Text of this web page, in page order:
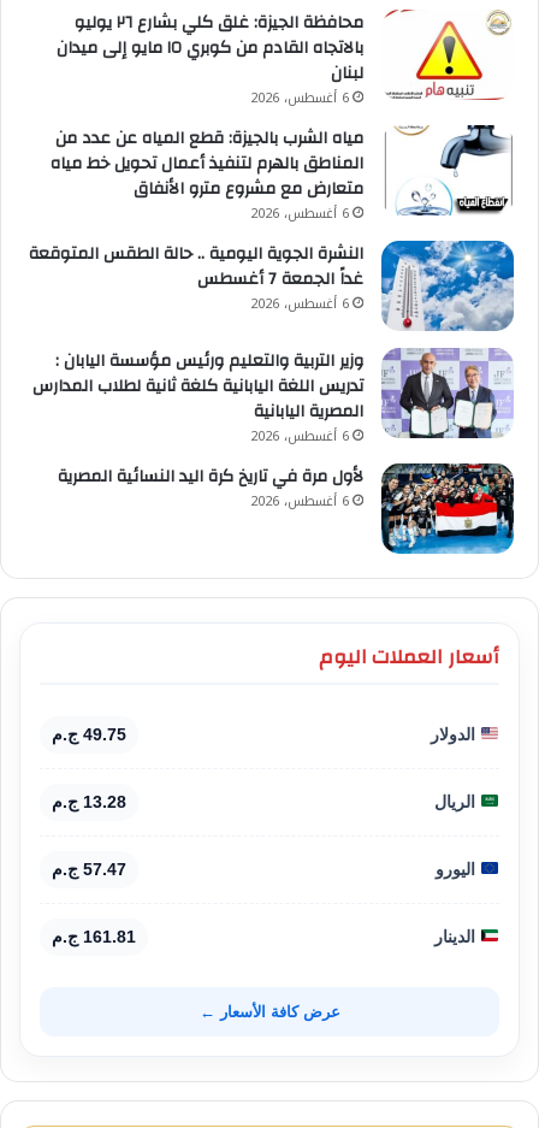
محافظة الجيزة: غلق كلي بشارع ٢٦ يوليو
بالاتجاه القادم من كوبري ١٥ مايو إلى ميدان
لبنان
6 أغسطس، 2026
مياه الشرب بالجيزة: قطع المياه عن عدد من
المناطق بالهرم لتنفيذ أعمال تحويل خط مياه
متعارض مع مشروع مترو الأنفاق
6 أغسطس، 2026
النشرة الجوية اليومية .. حالة الطقس المتوقعة
غداً الجمعة 7 أغسطس
6 أغسطس، 2026
وزير التربية والتعليم ورئيس مؤسسة اليابان :
تدريس اللغة اليابانية كلغة ثانية لطلاب المدارس
المصرية اليابانية
6 أغسطس، 2026
لأول مرة في تاريخ كرة اليد النسائية المصرية
6 أغسطس، 2026
أسعار العملات اليوم
الدولار 49.75 ج.م
الريال 13.28 ج.م
اليورو 57.47 ج.م
الدينار 161.81 ج.م
عرض كافة الأسعار ←